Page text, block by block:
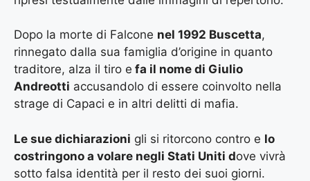
Dopo la morte di Falcone nel 1992 Buscetta,
rinnegato dalla sua famiglia d’origine in quanto
traditore, alza il tiro e fa il nome di Giulio
Andreotti accusandolo di essere coinvolto nella
strage di Capaci e in altri delitti di mafia.
Le sue dichiarazioni gli si ritorcono contro e lo
costringono a volare negli Stati Uniti dove vivrà
sotto falsa identità per il resto dei suoi giorni.